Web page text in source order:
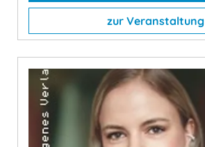
zur Veranstaltung